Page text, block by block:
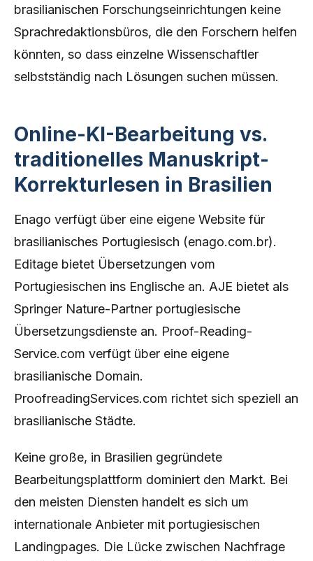
brasilianischen Forschungseinrichtungen keine
Sprachredaktionsbüros, die den Forschern helfen
könnten, so dass einzelne Wissenschaftler
selbstständig nach Lösungen suchen müssen.
Online-KI-Bearbeitung vs.
traditionelles Manuskript-
Korrekturlesen in Brasilien
Enago verfügt über eine eigene Website für
brasilianisches Portugiesisch (enago.com.br).
Editage bietet Übersetzungen vom
Portugiesischen ins Englische an. AJE bietet als
Springer Nature-Partner portugiesische
Übersetzungsdienste an. Proof-Reading-
Service.com verfügt über eine eigene
brasilianische Domain.
ProofreadingServices.com richtet sich speziell an
brasilianische Städte.
Keine große, in Brasilien gegründete
Bearbeitungsplattform dominiert den Markt. Bei
den meisten Diensten handelt es sich um
internationale Anbieter mit portugiesischen
Landingpages. Die Lücke zwischen Nachfrage